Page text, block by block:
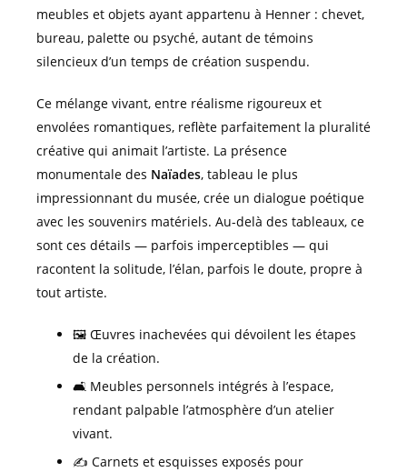
meubles et objets ayant appartenu à Henner : chevet,
bureau, palette ou psyché, autant de témoins
silencieux d’un temps de création suspendu.
Ce mélange vivant, entre réalisme rigoureux et
envolées romantiques, reflète parfaitement la pluralité
créative qui animait l’artiste. La présence
monumentale des Naïades, tableau le plus
impressionnant du musée, crée un dialogue poétique
avec les souvenirs matériels. Au-delà des tableaux, ce
sont ces détails — parfois imperceptibles — qui
racontent la solitude, l’élan, parfois le doute, propre à
tout artiste.
🖼️ Œuvres inachevées qui dévoilent les étapes
de la création.
🛋️ Meubles personnels intégrés à l’espace,
rendant palpable l’atmosphère d’un atelier
vivant.
✍️ Carnets et esquisses exposés pour